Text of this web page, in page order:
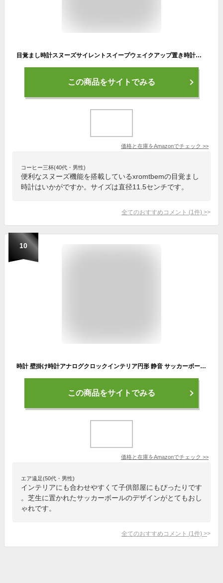
目覚まし時計スヌーズサイレントスイープウェイクアップ置き時計サッカーボール目覚まし時計誕生日クリスマスギフトデスクトップ目覚まし時計
この商品をサイトでみる
価格と在庫をAmazonでチェック >>
コーヒー三杯(40代・男性)
便利なスヌーズ機能を搭載しているxromtbemの目覚まし
時計はいかがですか。サイズは直径11.5センチです。
全てのおすすめコメント (1 件) >
10
時計 壁掛け時計アナログクロックインテリア円形 静音 サッカーボールコーナーキックスタジアムアリーナの劇的な写真 印刷 掛置兼用フラットフェイス 家寝室居間 直径25cm 部屋装飾
この商品をサイトでみる
価格と在庫をAmazonでチェック >>
エア遠足(50代・男性)
インテリアにも合わせやすくて子供部屋にもぴったりです
。芝生に置かれたサッカーボールのデザインがとてもおし
ゃれです。
全てのおすすめコメント (1 件) >